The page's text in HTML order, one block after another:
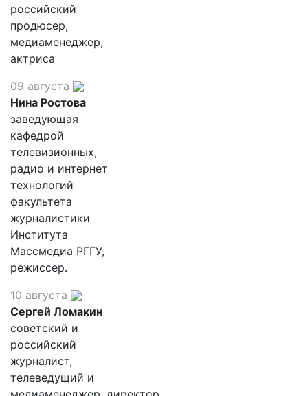
российский
продюсер,
медиаменеджер,
актриса
09 августа
Нина Ростова
заведующая
кафедрой
телевизионных,
радио и интернет
технологий
факультета
журналистики
Института
Массмедиа РГГУ,
режиссер.
10 августа
Сергей Ломакин
советский и
российский
журналист,
телеведущий и